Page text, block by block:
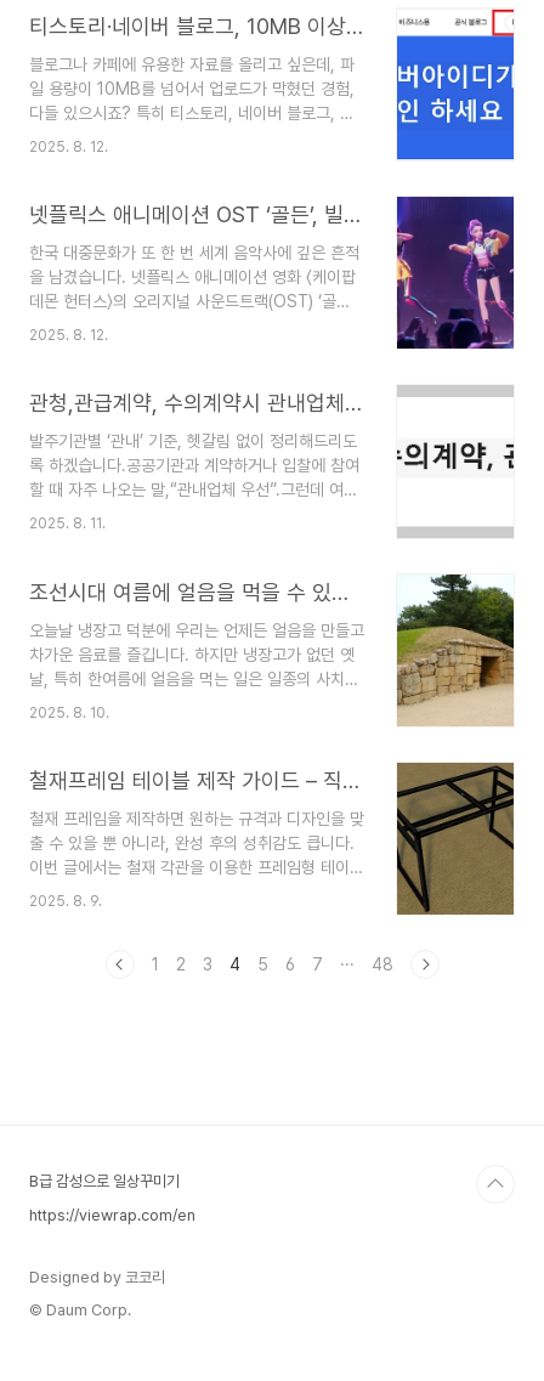
π를 문자로 다루며 원과..
어떻게 해야 할까요? 이번편 에서는 구버전 파워포
도록 하겠습니다.Windows 10 이상 사용자
Windows 10부터는 운영체제에 내장된
Microsoft Print to PDF 기능을 활용해 PDF 저
장이 가능합니다.사용 방법PowerPoint에서 저장
티스토리·네이버 블로그, 10MB 이상 파일업로드 안됨! 문제없이 올리는 MYBOX 설정법
블로그나 카페에 유용한 자료를 올리고 싶은데, 파
일 용량이 10MB를 넘어서 업로드가 막혔던 경험,
다들 있으시죠? 특히 티스토리, 네이버 블로그, 다
음 카페 등에서는 파일 용량 제한 때문에 중요한 자
유할 수 있습니다. 무료로 30GB까지 사용할 수 있
으습니다. 이번 글에서는 매우 유용하게 사용할 수
있는 네이버 마이박스 설치부터 링크활용 까지 새로
네이버블로그나 티스토리블로그, 카페등을 운영하
시는 분들에게 도움이 되는 포스팅입니다. 네이버
MYBOX 접속 및 파일..
2025. 8. 12.
넷플릭스 애니메이션 OST ‘골든’, 빌보드 1위… 케이컬처의 지평을 넓히다
한국 대중문화가 또 한 번 세계 음악사에 깊은 흔적
을 남겼습니다. 넷플릭스 애니메이션 영화 〈케이팝
데몬 헌터스〉의 오리지널 사운드트랙(OST) ‘골
든’(Golden)이 미국 빌보드 메인 싱글 차트 ‘핫
확장되고 있는지를 단적으로 보여주는 사례입니다.
힘이 실질적인 시장 성과로 이어졌다는 점에서 주목
할 만합니다.‘가상 걸그룹’의 현실 시장 정복‘골든’은
영화 속 가상의 K팝 걸그룹 헌트릭스(Huntrix)의
곡입니다. 그러나 이를 부른 실제 가수들은 모두 실
2025. 8. 12.
관청,관급계약, 수의계약시 관내업체의 범위 완벽 정리
발주기관별 ‘관내’ 기준, 헷갈림 없이 정리해드리도
록 하겠습니다.공공기관과 계약하거나 입찰에 참여
할 때 자주 나오는 말,“관내업체 우선”.그런데 여기
서 말하는 ‘관내’가 광역시 전체인지, 시·군·구 단위
약 규칙, 조례, 입찰공고문에 따라 달라집니다.1. 기
정구역입니다.즉, 발주기관의 행정 단위가 곧 ‘관내’
범위를 결정합니다. 발주기관 관내 범위 서울특별시
본청서울시 전체서울시 강남구청강남구 전체경기도
청경기도 전역부산광역시 사하구청사하구 전체전라
수도 ..
2025. 8. 11.
조선시대 여름에 얼음을 먹을 수 있었을까? - 석빙고 이야기
오늘날 냉장고 덕분에 우리는 언제든 얼음을 만들고
차가운 음료를 즐깁니다. 하지만 냉장고가 없던 옛
날, 특히 한여름에 얼음을 먹는 일은 일종의 사치였
습니다. 놀랍게도 우리 조상들은 이미 오래전부터
庫) 입니다.석빙고란?석빙고는 겨울에 강이나 하천
니다. 현대 냉장고처럼 얼음을 직접 만드는 기계는
아니고, 겨울에 만든 얼음을 오랫동안 보관하여 여
름에 꺼내 쓰는 저장고였죠.석빙고 외에 옛기록에는
나무로 만든 목빙고도 있었지만, 현재는 목빙고는
유사』에는 신라 유리왕(유리..
2025. 8. 10.
철재프레임 테이블 제작 가이드 – 직접 만드는 방법
철재 프레임을 제작하면 원하는 규격과 디자인을 맞
출 수 있을 뿐 아니라, 완성 후의 성취감도 큽니다.
이번 글에서는 철재 각관을 이용한 프레임형 테이블
제작 과정을 알려드리려고 합니다. 소개하는 예시는
용할 수 있습니다. 특히 구조적으로 매우 튼튼한 형
2025. 8. 9.
1 2 3 4 5 6 7 ··· 48
B급 감성으로 일상꾸미기
https://viewrap.com/en
Designed by 코코리
© Daum Corp.